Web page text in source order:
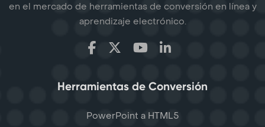
en el mercado de herramientas de conversión en línea y
aprendizaje electrónico.
Herramientas de Conversión
PowerPoint a HTML5